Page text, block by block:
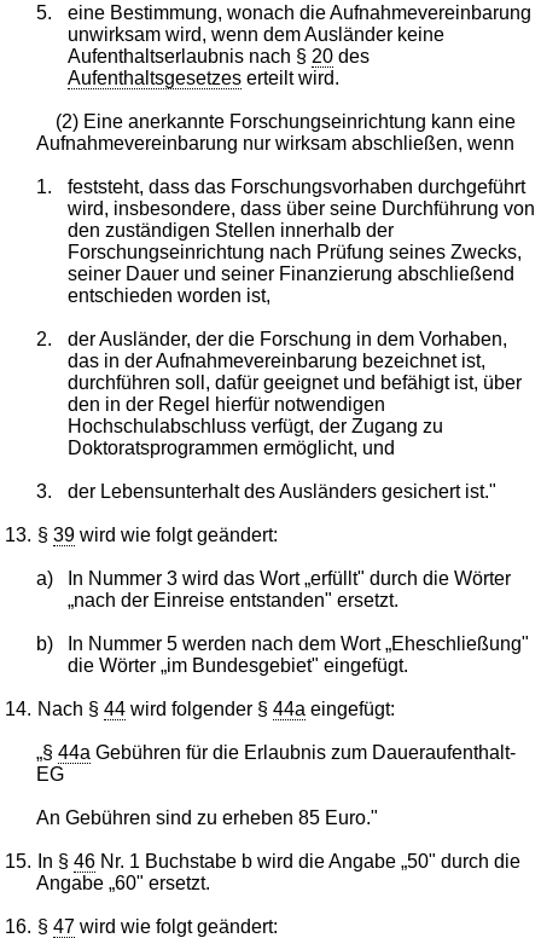
5.
eine Bestimmung, wonach die Aufnahmevereinbarung
unwirksam wird, wenn dem Ausländer keine
Aufenthaltserlaubnis nach § 20des
Aufenthaltsgesetzeserteilt wird.
(2) Eine anerkannte Forschungseinrichtung kann eine
Aufnahmevereinbarung nur wirksam abschließen, wenn
1.
feststeht, dass das Forschungsvorhaben durchgeführt
wird, insbesondere, dass über seine Durchführung von
den zuständigen Stellen innerhalb der
Forschungseinrichtung nach Prüfung seines Zwecks,
seiner Dauer und seiner Finanzierung abschließend
entschieden worden ist,
2.
der Ausländer, der die Forschung in dem Vorhaben,
das in der Aufnahmevereinbarung bezeichnet ist,
durchführen soll, dafür geeignet und befähigt ist, über
den in der Regel hierfür notwendigen
Hochschulabschluss verfügt, der Zugang zu
Doktoratsprogrammen ermöglicht, und
3. der Lebensunterhalt des Ausländers gesichert ist."
13. §39 wird wie folgt geändert:
a)
In Nummer 3 wird das Wort „erfüllt" durch die Wörter
„nach der Einreise entstanden" ersetzt.
b)
In Nummer 5 werden nach dem Wort „Eheschließung"
die Wörter „im Bundesgebiet" eingefügt.
14. Nach §44 wird folgender §44a eingefügt:
„§44a Gebühren für die Erlaubnis zum Daueraufenthalt-
EG
An Gebühren sind zu erheben 85 Euro."
15. In §46 Nr. 1 Buchstabe b wird die Angabe „50" durch die
Angabe „60" ersetzt.
16. §47 wird wie folgt geändert: